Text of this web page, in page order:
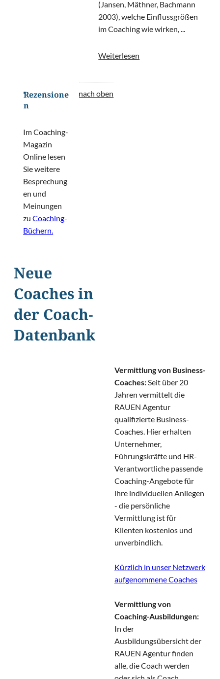
(Jansen, Mäthner, Bachmann
2003), welche Einflussgrößen
im Coaching wie wirken, ...
Weiterlesen
Rezensione
n
Im Coaching-
Magazin
Online lesen
Sie weitere
Besprechung
en und
Meinungen
zuCoaching-
Büchern.
nach oben
Neue
Coaches in
der Coach-
Datenbank
Vermittlung von Business-
Coaches:Seit über 20
Jahren vermittelt die
RAUEN Agentur
qualifizierte Business-
Coaches. Hier erhalten
Unternehmer,
Führungskräfte und HR-
Verantwortliche passende
Coaching-Angebote für
ihre individuellen Anliegen
- die persönliche
Vermittlung ist für
Klienten kostenlos und
unverbindlich.
Kürzlich in unser Netzwerk
aufgenommene Coaches
Vermittlung von
Coaching-Ausbildungen:
In der
Ausbildungsübersicht der
RAUEN Agentur finden
alle, die Coach werden